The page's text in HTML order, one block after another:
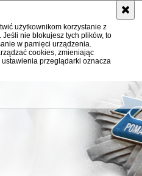
użytkownikom korzystanie z
nie blokujesz tych plików, to
w pamięci urządzenia.
cookies, zmieniając
przeglądarki oznacza